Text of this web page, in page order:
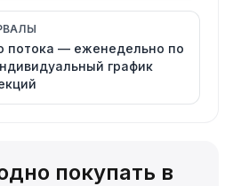
потока — еженедельно по
график
покупать в